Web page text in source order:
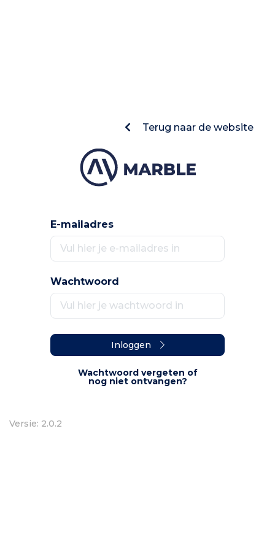
Terug naar de website
E-mailadres
Wachtwoord
Inloggen
Wachtwoord vergeten of
nog niet ontvangen?
Versie: 2.0.2